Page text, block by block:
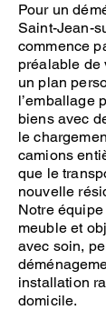
Pour un
Saint-Jean-
commence
préalable de
un plan
l’emballage
biens avec
le
camions
que le
nouvelle
Notre
meuble et
avec soin,
installation
domicile.